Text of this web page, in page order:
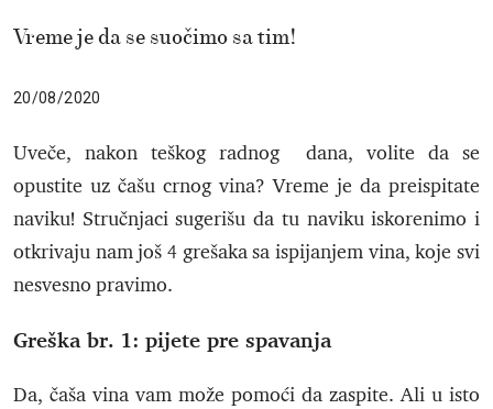
Vreme je da se suočimo sa tim!
20/08/2020
Uveče, nakon teškog radnog dana, volite da se
opustite uz čašu crnog vina? Vreme je da preispitate
naviku! Stručnjaci sugerišu da tu naviku iskorenimo i
otkrivaju nam još 4 grešaka sa ispijanjem vina, koje svi
nesvesno pravimo.
Greška br. 1: pijete pre spavanja
Da, čaša vina vam može pomoći da zaspite. Ali u isto